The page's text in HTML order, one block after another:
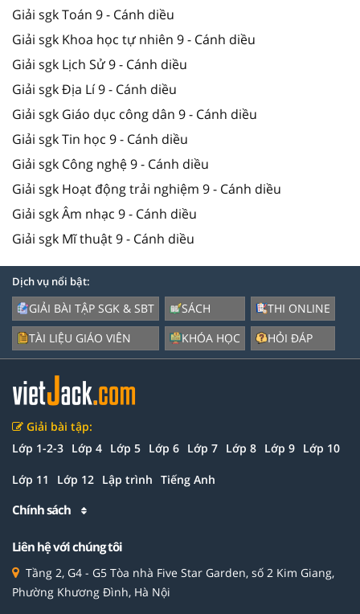
Giải sgk Toán 9 - Cánh diều
Giải sgk Khoa học tự nhiên 9 - Cánh diều
Giải sgk Lịch Sử 9 - Cánh diều
Giải sgk Địa Lí 9 - Cánh diều
Giải sgk Giáo dục công dân 9 - Cánh diều
Giải sgk Tin học 9 - Cánh diều
Giải sgk Công nghệ 9 - Cánh diều
Giải sgk Hoạt động trải nghiệm 9 - Cánh diều
Giải sgk Âm nhạc 9 - Cánh diều
Giải sgk Mĩ thuật 9 - Cánh diều
Dịch vụ nổi bật:
GIẢI BÀI TẬP SGK & SBT
TÀI LIỆU GIÁO VIÊN
SÁCH
KHÓA HỌC
THI ONLINE
HỎI ĐÁP
Giải bài tập:
Lớp 1-2-3 Lớp 4 Lớp 5 Lớp 6 Lớp 7 Lớp 8 Lớp 9 Lớp 10
Lớp 11 Lớp 12 Lập trình Tiếng Anh
Chính sách
Liên hệ với chúng tôi
Tầng 2, G4 - G5 Tòa nhà Five Star Garden, số 2 Kim Giang,
Phường Khương Đình, Hà Nội